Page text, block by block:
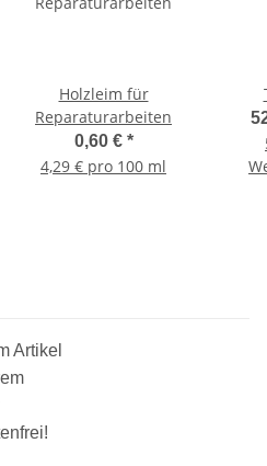
Holzleim für
Reparaturarbeiten
0,60 € *
4,29 € pro 100 ml
Artikel